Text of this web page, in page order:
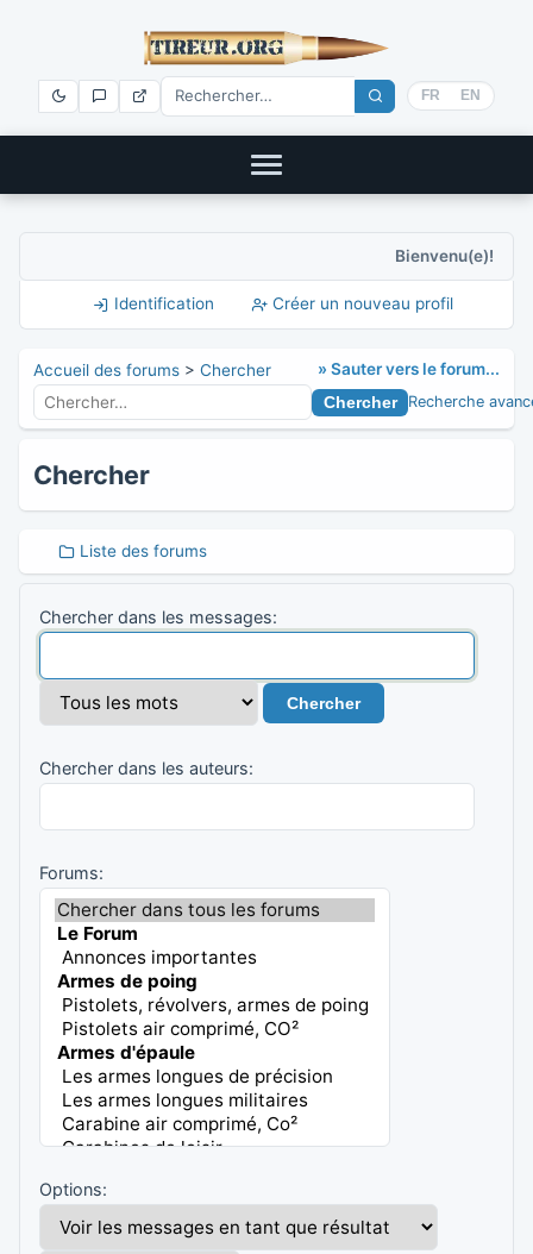
FR EN
Bienvenu(e)!
Identification Créer un nouveau profil
» Sauter vers le forum...
Accueil des forums > Chercher
Recherche
Chercher
Liste des forums
Chercher dans les messages:
Chercher dans les auteurs:
Forums:
Options: